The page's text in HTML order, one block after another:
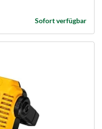
Sofort verfügbar